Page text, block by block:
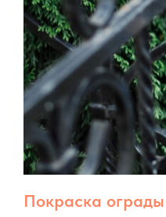
Покраска ограды